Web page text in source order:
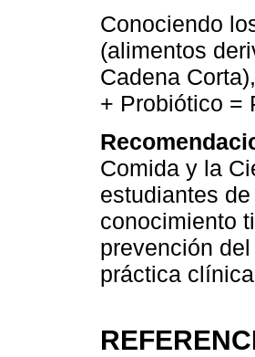
Conociendo
(alimentos
Cadena
+ Probiótico =
Comida y la
estudiantes
conocimiento
prevención
práctica